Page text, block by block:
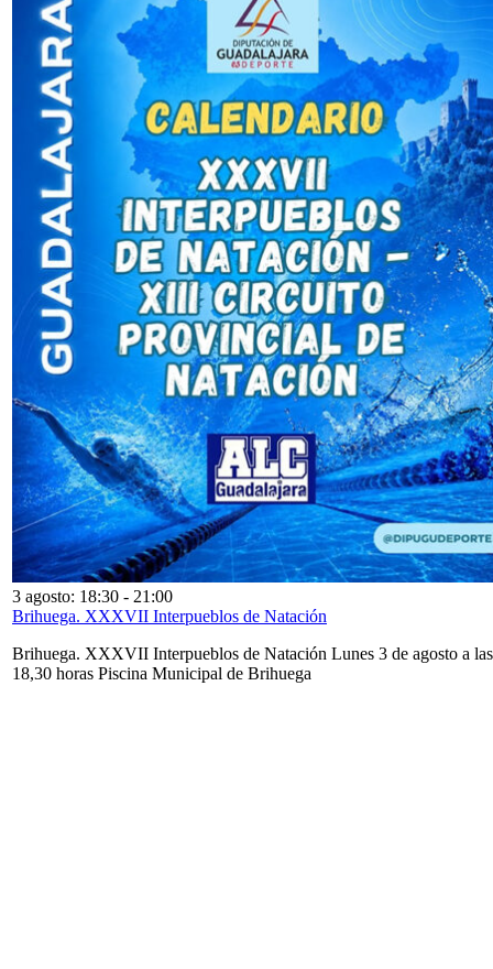
3 agosto: 18:30 - 21:00
Brihuega. XXXVII Interpueblos de Natación
Brihuega. XXXVII Interpueblos de Natación Lunes 3 de agosto a las
18,30 horas Piscina Municipal de Brihuega